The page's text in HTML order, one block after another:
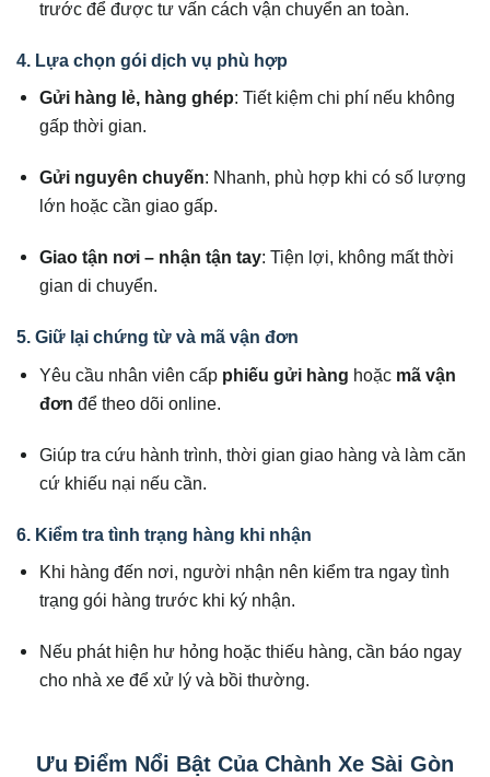
trước để được tư vấn cách vận chuyển an toàn.
4. Lựa chọn gói dịch vụ phù hợp
Gửi hàng lẻ, hàng ghép: Tiết kiệm chi phí nếu không
gấp thời gian.
Gửi nguyên chuyến: Nhanh, phù hợp khi có số lượng
lớn hoặc cần giao gấp.
Giao tận nơi – nhận tận tay: Tiện lợi, không mất thời
gian di chuyển.
5. Giữ lại chứng từ và mã vận đơn
Yêu cầu nhân viên cấp phiếu gửi hàng hoặc mã vận
đơn để theo dõi online.
Giúp tra cứu hành trình, thời gian giao hàng và làm căn
cứ khiếu nại nếu cần.
6. Kiểm tra tình trạng hàng khi nhận
Khi hàng đến nơi, người nhận nên kiểm tra ngay tình
trạng gói hàng trước khi ký nhận.
Nếu phát hiện hư hỏng hoặc thiếu hàng, cần báo ngay
cho nhà xe để xử lý và bồi thường.
Ưu Điểm Nổi Bật Của Chành Xe Sài Gòn